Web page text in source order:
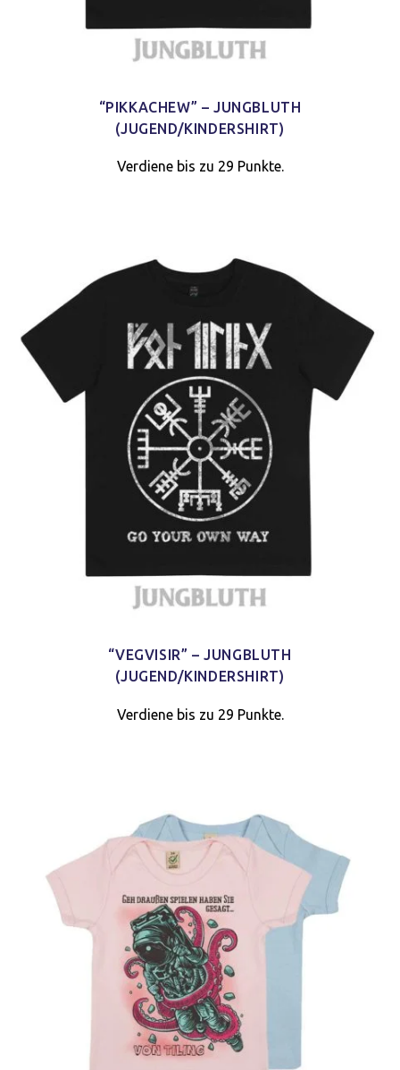
“PIKKACHEW” – JUNGBLUTH
(JUGEND/KINDERSHIRT)
Verdiene bis zu 29 Punkte.
“VEGVISIR” – JUNGBLUTH
(JUGEND/KINDERSHIRT)
Verdiene bis zu 29 Punkte.